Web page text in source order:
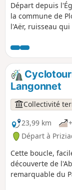
Départ depuis
la commune de
l'Aër, ruisseau
tout au long de
et proposé par
Très souvent
équipé pour le
jusqu'à
pas rater le site
qui terminera le
Langonnet
Collectivité
23,99 km
Départ à
Cette boucle,
découverte de
remarquable du